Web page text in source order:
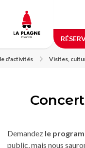
contenu
principal
d'activités Visites,
Demandez le
public, mais nous